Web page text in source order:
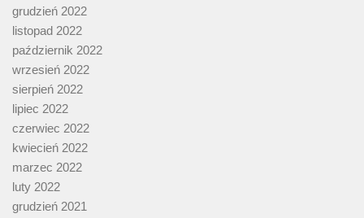
grudzień 2022
listopad 2022
październik 2022
wrzesień 2022
sierpień 2022
lipiec 2022
czerwiec 2022
kwiecień 2022
marzec 2022
luty 2022
grudzień 2021